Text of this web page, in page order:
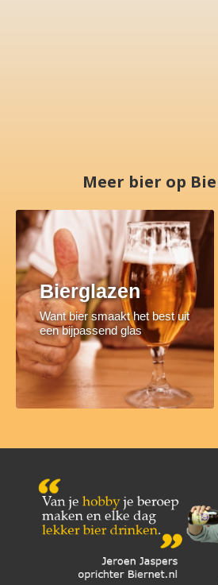
Meer bier op
Bierglazen
Want bier smaakt het best uit
een bijpassend glas